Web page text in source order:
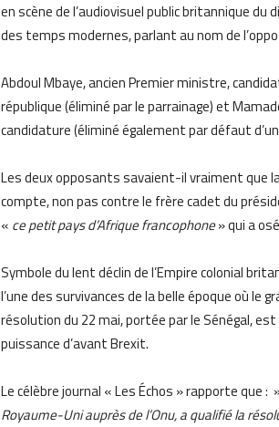
en scène de l’audiovisuel public britannique du
des temps modernes, parlant au nom de
Abdoul Mbaye, ancien Premier ministre,
république (éliminé par le parrainage) et
candidature (éliminé également par défaut
Les deux opposants savaient-il vraiment que
compte, non pas contre le frère cadet du
« ce petit pays d’Afrique francophone» qui a
Symbole du lent déclin de l’Empire colonial
l’une des survivances de la belle époque où le
résolution du 22 mai, portée par le Sénégal,
puissance d’avant Brexit.
Le célèbre journal « Les Échos » rapporte que :
Royaume-Uni auprès de l’Onu, a qualifié la